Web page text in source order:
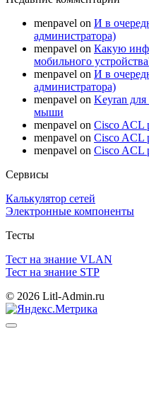
menpavel on И в
администратора)
menpavel on Какую
мобильного
menpavel on И в
администратора)
menpavel on Keyran для
мыши
menpavel on Cisco ACL
menpavel on Cisco ACL
menpavel on Cisco ACL
Сервисы
Калькулятор сетей
Электронные компоненты
Тесты
Тест на знание VLAN
Тест на знание STP
© 2026 Litl-Admin.ru